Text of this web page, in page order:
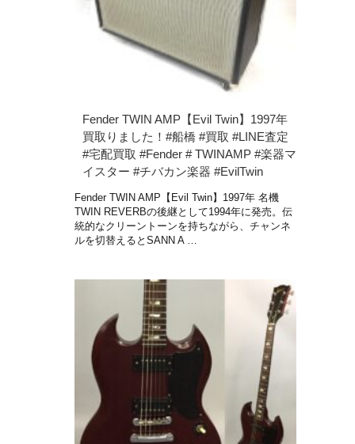
Fender TWIN AMP【Evil Twin】1997年
買取りました！#船橋 #買取 #LINE査定
#宅配買取 #Fender # TWINAMP #楽器マ
イスター #チバカン楽器 #EvilTwin
Fender TWIN AMP【Evil Twin】1997年 名機
TWIN REVERBの後継として1994年に発売。伝
統的なクリーントーンを持ちながら、チャンネ
ルを切替えるとSANN A …